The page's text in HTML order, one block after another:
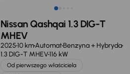
Nissan Qashqai 1.3 DIG-T
MHEV
202510 kmAutomatBenzyna + Hybryda
1.3 DIG-T MHEV116 kW
Od pierwszego właściciela